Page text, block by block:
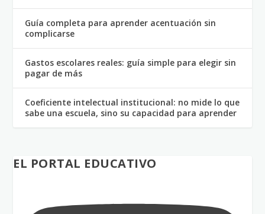
Guía completa para aprender acentuación sin
complicarse
Gastos escolares reales: guía simple para elegir sin
pagar de más
Coeficiente intelectual institucional: no mide lo que
sabe una escuela, sino su capacidad para aprender
EL PORTAL EDUCATIVO